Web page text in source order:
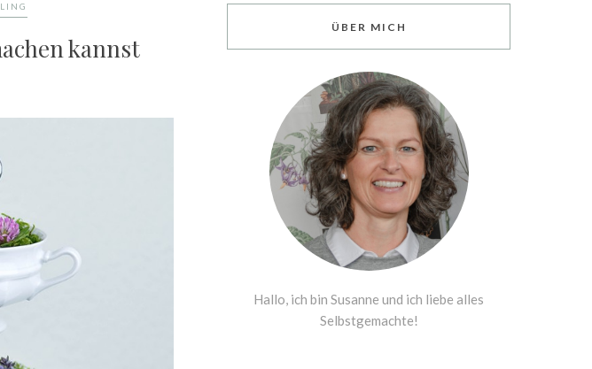
kannst
ÜBER MICH
Hallo, ich bin Susanne und ich liebe alles
Selbstgemachte!